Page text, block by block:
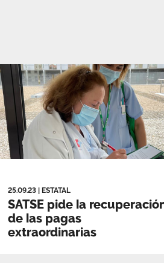
25.09.23 ESTATAL
SATSE pide la
de las pagas
extraordinarias